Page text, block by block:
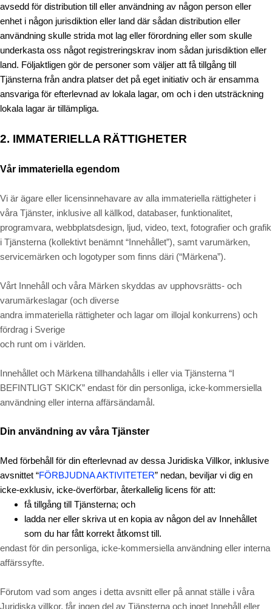
avsedd för distribution till eller användning av någon person eller
enhet i någon jurisdiktion eller land där sådan distribution eller
användning skulle strida mot lag eller förordning eller som skulle
underkasta oss något registreringskrav inom sådan jurisdiktion eller
land. Följaktligen gör de personer som väljer att få tillgång till
Tjänsterna från andra platser det på eget initiativ och är ensamma
ansvariga för efterlevnad av lokala lagar, om och i den utsträckning
lokala lagar är tillämpliga.
2. IMMATERIELLA RÄTTIGHETER
Vår immateriella egendom
Vi är ägare eller licensinnehavare av alla immateriella rättigheter i
våra Tjänster, inklusive all källkod, databaser, funktionalitet,
programvara, webbplatsdesign, ljud, video, text, fotografier och grafik
i Tjänsterna (kollektivt benämnt “Innehållet”), samt varumärken,
servicemärken och logotyper som finns däri (“Märkena”).
Vårt Innehåll och våra Märken skyddas av upphovsrätts- och
varumärkeslagar (och diverse
andra immateriella rättigheter och lagar om illojal konkurrens) och
fördrag i Sverige
och runt om i världen.
Innehållet och Märkena tillhandahålls i eller via Tjänsterna “I
BEFINTLIGT SKICK” endast för din personliga, icke-kommersiella
användning eller interna affärsändamål.
Din användning av våra Tjänster
Med förbehåll för din efterlevnad av dessa Juridiska Villkor, inklusive
avsnittet “FÖRBJUDNA AKTIVITETER” nedan, beviljar vi dig en
icke-exklusiv, icke-överförbar, återkallelig licens för att:
få tillgång till Tjänsterna; och
ladda ner eller skriva ut en kopia av någon del av Innehållet
som du har fått korrekt åtkomst till.
endast för din personliga, icke-kommersiella användning eller interna
affärssyfte.
Förutom vad som anges i detta avsnitt eller på annat ställe i våra
Juridiska villkor, får ingen del av Tjänsterna och inget Innehåll eller